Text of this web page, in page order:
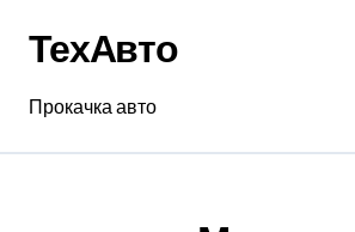
содержанию
ТехАвто
Прокачка авто